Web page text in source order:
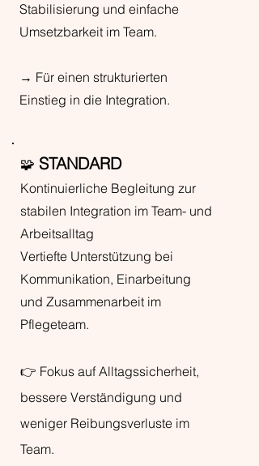
Stabilisierung und einfache
Umsetzbarkeit im Team.
→ Für einen strukturierten
Einstieg in die Integration.
🧩 STANDARD
Kontinuierliche Begleitung zur
stabilen Integration im Team- und
Arbeitsalltag
Vertiefte Unterstützung bei
Kommunikation, Einarbeitung
und Zusammenarbeit im
Pflegeteam.
👉 Fokus auf Alltagssicherheit,
bessere Verständigung und
weniger Reibungsverluste im
Team.